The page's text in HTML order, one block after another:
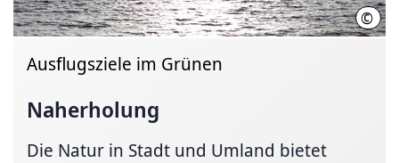
©
Ausflugsziele im Grünen
Naherholung
Die Natur in Stadt und Umland bietet